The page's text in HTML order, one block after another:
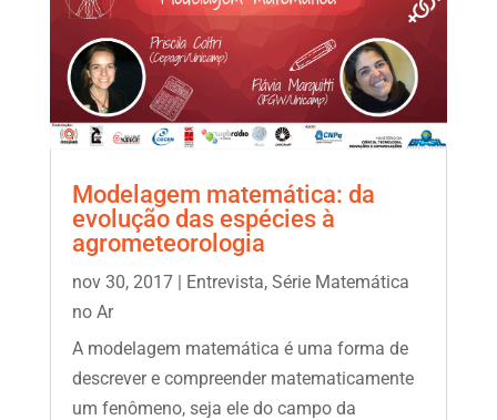
Modelagem matemática: da
evolução das espécies à
agrometeorologia
nov 30, 2017| Entrevista, Série Matemática
no Ar
A modelagem matemática é uma forma de
descrever e compreender matematicamente
um fenômeno, seja ele do campo da